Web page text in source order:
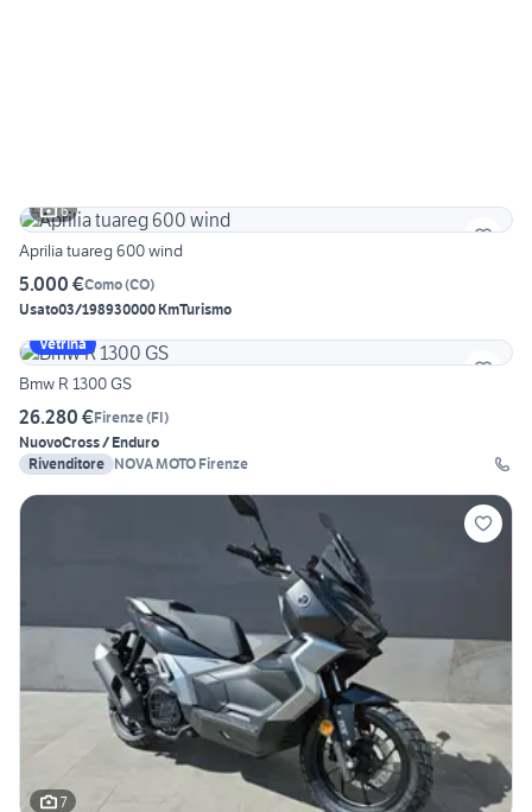
6
Aprilia tuareg 600 wind
5.000 €Como(CO)
Usato03/198930000 KmTurismo
Vetrina
Bmw R 1300 GS
26.280 €Firenze(FI)
NuovoCross / Enduro
Rivenditore NOVA MOTO Firenze
7